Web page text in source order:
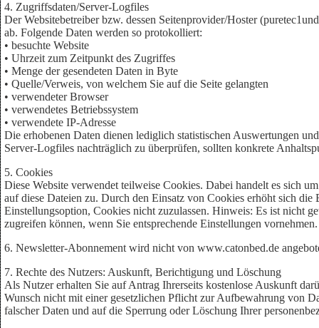
4. Zugriffsdaten/Server-Logfiles
Der Websitebetreiber bzw. dessen Seitenprovider/Hoster
ab. Folgende Daten werden so protokolliert:
• besuchte Website
• Uhrzeit zum Zeitpunkt des Zugriffes
• Menge der gesendeten Daten in Byte
• Quelle/Verweis, von welchem Sie auf die Seite gelangten
• verwendeter Browser
• verwendetes Betriebssystem
• verwendete IP-Adresse
Die erhobenen Daten dienen lediglich statistischen Auswertungen
Server-Logfiles nachträglich zu überprüfen, sollten konkrete
5. Cookies
Diese Website verwendet teilweise Cookies. Dabei handelt es sich
auf diese Dateien zu. Durch den Einsatz von Cookies erhöht sich
Einstellungsoption, Cookies nicht zuzulassen. Hinweis: Es ist nicht
zugreifen können, wenn Sie entsprechende Einstellungen vornehmen.
6. Newsletter-Abonnement wird nicht von www.catonbed.de
7. Rechte des Nutzers: Auskunft, Berichtigung und Löschung
Als Nutzer erhalten Sie auf Antrag Ihrerseits kostenlose Auskunft
Wunsch nicht mit einer gesetzlichen Pflicht zur Aufbewahrung von
falscher Daten und auf die Sperrung oder Löschung Ihrer